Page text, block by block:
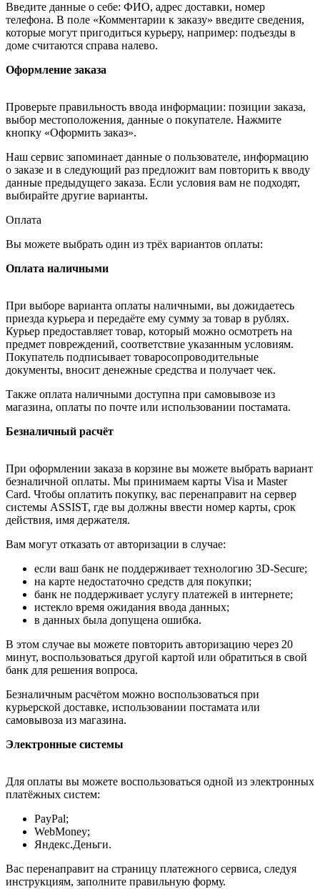
Введите данные о себе: ФИО, адрес доставки, номер
телефона. В поле «Комментарии к заказу» введите сведения,
которые могут пригодиться курьеру, например: подъезды в
доме считаются справа налево.
Оформление заказа
Проверьте правильность ввода информации: позиции заказа,
выбор местоположения, данные о покупателе. Нажмите
кнопку «Оформить заказ».
Наш сервис запоминает данные о пользователе, информацию
о заказе и в следующий раз предложит вам повторить к вводу
данные предыдущего заказа. Если условия вам не подходят,
выбирайте другие варианты.
Оплата
Вы можете выбрать один из трёх вариантов оплаты:
Оплата наличными
При выборе варианта оплаты наличными, вы дожидаетесь
приезда курьера и передаёте ему сумму за товар в рублях.
Курьер предоставляет товар, который можно осмотреть на
предмет повреждений, соответствие указанным условиям.
Покупатель подписывает товаросопроводительные
документы, вносит денежные средства и получает чек.
Также оплата наличными доступна при самовывозе из
магазина, оплаты по почте или использовании постамата.
Безналичный расчёт
При оформлении заказа в корзине вы можете выбрать вариант
безналичной оплаты. Мы принимаем карты Visa и Master
Card. Чтобы оплатить покупку, вас перенаправит на сервер
системы ASSIST, где вы должны ввести номер карты, срок
действия, имя держателя.
Вам могут отказать от авторизации в случае:
если ваш банк не поддерживает технологию 3D-Secure;
на карте недостаточно средств для покупки;
банк не поддерживает услугу платежей в интернете;
истекло время ожидания ввода данных;
в данных была допущена ошибка.
В этом случае вы можете повторить авторизацию через 20
минут, воспользоваться другой картой или обратиться в свой
банк для решения вопроса.
Безналичным расчётом можно воспользоваться при
курьерской доставке, использовании постамата или
самовывоза из магазина.
Электронные системы
Для оплаты вы можете воспользоваться одной из электронных
платёжных систем:
PayPal;
WebMoney;
Яндекс.Деньги.
Вас перенаправит на страницу платежного сервиса, следуя
инструкциям, заполните правильную форму.